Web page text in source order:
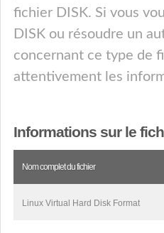
fichier DISK. Si vous
DISK ou résoudre un
concernant ce type de
attentivement les
Informations sur le
Nom complet du fichier
Linux Virtual Hard Disk Format